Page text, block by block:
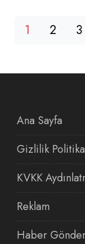
1 2 3
Ana Sayfa
Gizlilik
KVKK
Reklam
Haber